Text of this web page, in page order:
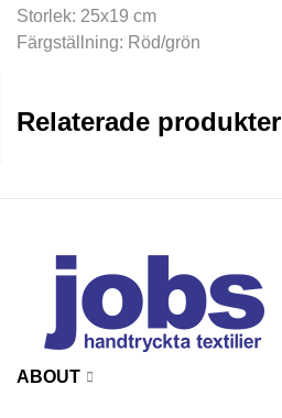
Storlek: 25x19 cm
Färgställning: Röd/grön
Relaterade produkter
ABOUT